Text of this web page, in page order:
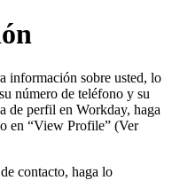
información sobre usted, lo
número de teléfono y su
de perfil en Workday, haga
en “View Profile” (Ver
contacto, haga lo